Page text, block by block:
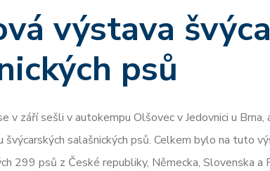
výstava
psů
v září sešli v autokempu Olšovec v Jedovnici u Brna,
švýcarských salašnických psů. Celkem bylo na tuto
299 psů z České republiky, Německa, Slovenska a